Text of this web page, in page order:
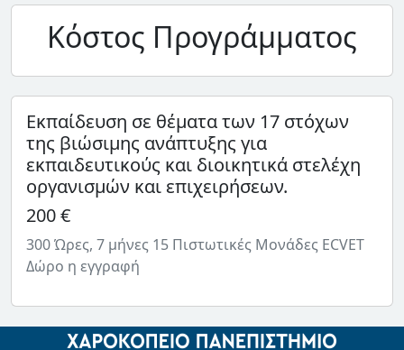
Κόστος Προγράμματος
Εκπαίδευση σε θέματα των 17 στόχων
της βιώσιμης ανάπτυξης για
εκπαιδευτικούς και διοικητικά στελέχη
οργανισμών και επιχειρήσεων.
200 €
300 Ώρες, 7 μήνες 15 Πιστωτικές Μονάδες ECVET
Δώρο η εγγραφή